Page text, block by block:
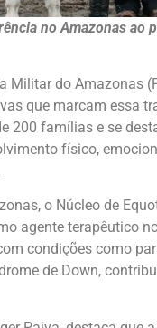
no Amazonas ao
Militar do Amazonas
que marcam essa
200 famílias e se
físico,
o Núcleo de
agente terapêutico
condições como
de Down,